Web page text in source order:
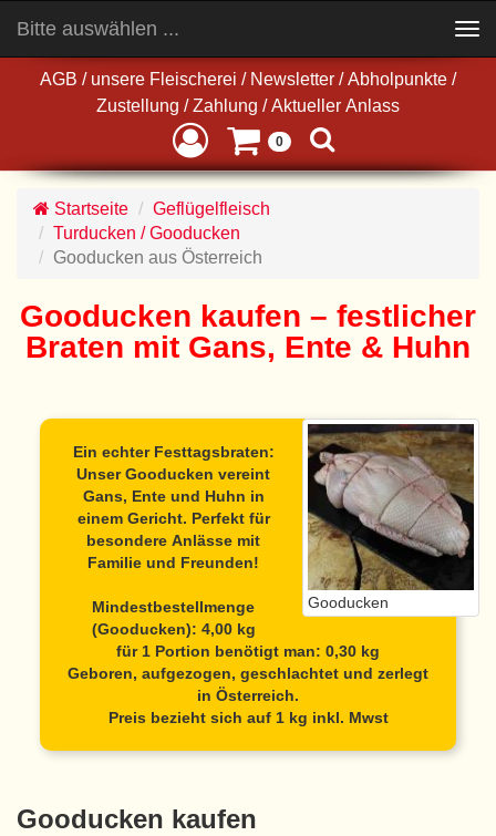
AGB / unsere Fleischerei / Newsletter / Abholpunkte /
Zustellung / Zahlung / Aktueller Anlass
0
Bitte auswählen ...
navigation
Startseite
Geflügelfleisch
Turducken / Gooducken
Gooducken aus Österreich
Gooducken kaufen – festlicher
Braten mit Gans, Ente & Huhn
Gooducken
Ein echter Festtagsbraten:
UnserGooducken vereint
Gans, Ente und Huhn in
einem Gericht. Perfekt für
besondere Anlässe mit
Familie und Freunden!
Mindestbestellmenge
(Gooducken): 4,00 kg
für 1 Portion benötigt man: 0,30 kg
Geboren, aufgezogen, geschlachtet und zerlegt
in Österreich.
Preis bezieht sich auf 1 kg inkl. Mwst
Gooducken kaufen